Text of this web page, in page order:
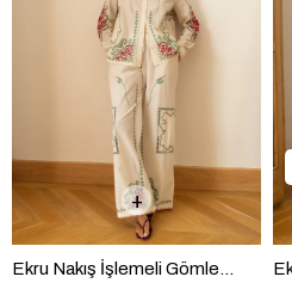
Ekru Nakış İşlemeli Gömlek Pantolon İthal Takım